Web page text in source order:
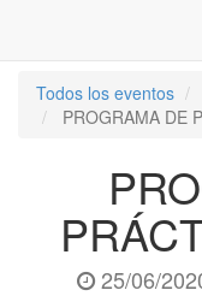
Todos los eventos
PROGRAMA DE
25/06/